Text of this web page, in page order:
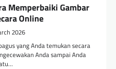
Memperbaiki Gambar
Online
2026
yang Anda temukan secara
Anda sampai Anda